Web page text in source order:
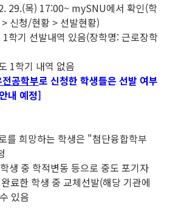
29.(목) 17:00~ mySNU에서 확인(학
신청/현황 > 선발현황)
학기 선발내역 있음(장학명: 근로장학
1학기 내역 없음
공학부로 신청한 학생들은 선발 여부
내 예정]
를 희망하는 학생은 "첨단융합학부
생 중 학적변동 등으로 중도 포기자
료한 학생 중 교체선발(해당 기관에
있음